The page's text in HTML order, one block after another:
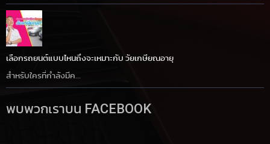
เลือกรถยนต์แบบไหนถึงจะเหมาะกับ วัยเกษียณอายุ
สำหรับใครที่กำลังมีค...
พบพวกเราบน FACEBOOK